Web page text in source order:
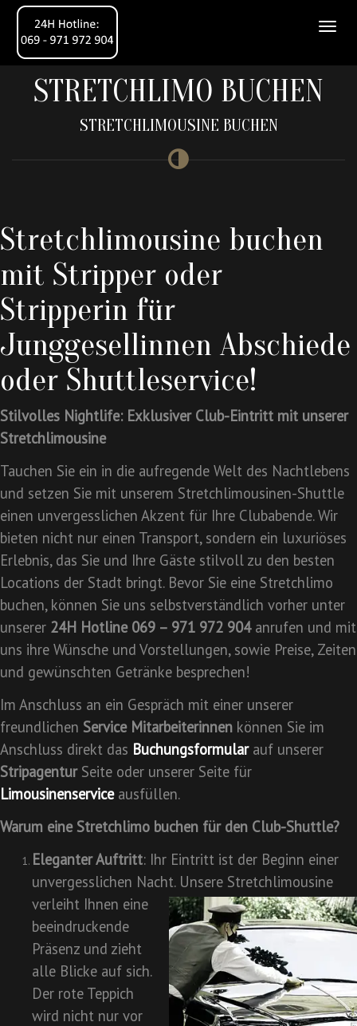
STRETCHLIMO BUCHEN
STRETCHLIMOUSINE BUCHEN
Stretchlimousine buchen
mit Stripper oder
Stripperin für
Junggesellinnen Abschiede
oder Shuttleservice!
Stilvolles Nightlife: Exklusiver Club-Eintritt mit unserer
Stretchlimousine
Tauchen Sie ein in die aufregende Welt des Nachtlebens
und setzen Sie mit unserem Stretchlimousinen-Shuttle
einen unvergesslichen Akzent für Ihre Clubabende. Wir
bieten nicht nur einen Transport, sondern ein luxuriöses
Erlebnis, das Sie und Ihre Gäste stilvoll zu den besten
Locations der Stadt bringt. Bevor Sie eine Stretchlimo
buchen, können Sie uns selbstverständlich vorher unter
unserer 24H Hotline 069 – 971 972 904anrufen und mit
uns ihre Wünsche und Vorstellungen, sowie Preise, Zeiten
und gewünschten Getränke besprechen!
Im Anschluss an ein Gespräch mit einer unserer
freundlichen Service Mitarbeiterinnen können Sie im
Anschluss direkt das Buchungsformularauf unserer
StripagenturSeite oder unserer Seite für
Limousinenserviceausfüllen.
Warum eine Stretchlimo buchen für den Club-Shuttle?
Eleganter Auftritt: Ihr Eintritt ist der Beginn einer
unvergesslichen Nacht. Unsere Stretchlimousine
verleiht Ihnen eine
beeindruckende
Präsenz und zieht
alle Blicke auf sich.
Der rote Teppich
wird nicht nur vor